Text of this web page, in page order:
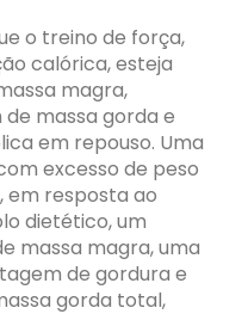
o treino de força,
calórica, esteja
magra,
massa gorda e
em repouso. Uma
excesso de peso
em resposta ao
dietético, um
massa magra, uma
de gordura e
gorda total,